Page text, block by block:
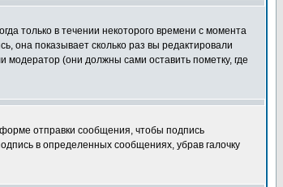
только в течении некоторого времени с момента
она показывает сколько раз вы редактировали
(они должны сами оставить пометку, где
отправки сообщения, чтобы подпись
в определенных сообщениях, убрав галочку